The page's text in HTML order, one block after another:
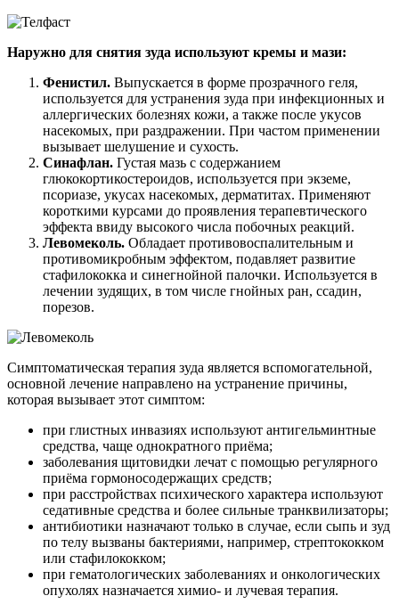
Наружно для снятия зуда используют кремы и мази:
Фенистил. Выпускается в форме прозрачного геля,
используется для устранения зуда при инфекционных и
аллергических болезнях кожи, а также после укусов
насекомых, при раздражении. При частом применении
вызывает шелушение и сухость.
Синафлан. Густая мазь с содержанием
глюкокортикостероидов, используется при экземе,
псориазе, укусах насекомых, дерматитах. Применяют
короткими курсами до проявления терапевтического
эффекта ввиду высокого числа побочных реакций.
Левомеколь. Обладает противовоспалительным и
противомикробным эффектом, подавляет развитие
стафилококка и синегнойной палочки. Используется в
лечении зудящих, в том числе гнойных ран, ссадин,
порезов.
Симптоматическая терапия зуда является вспомогательной,
основной лечение направлено на устранение причины,
которая вызывает этот симптом:
при глистных инвазиях используют антигельминтные
средства, чаще однократного приёма;
заболевания щитовидки лечат с помощью регулярного
приёма гормоносодержащих средств;
при расстройствах психического характера используют
седативные средства и более сильные транквилизаторы;
антибиотики назначают только в случае, если сыпь и зуд
по телу вызваны бактериями, например, стрептококком
или стафилококком;
при гематологических заболеваниях и онкологических
опухолях назначается химио- и лучевая терапия.